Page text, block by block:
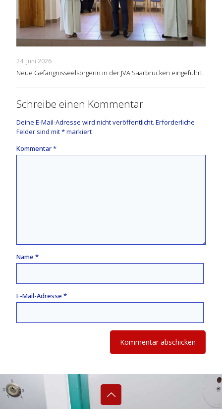
24. Juni 2026
Neue Gefängnisseelsorgerin in der JVA Saarbrücken eingeführt
Schreibe einen Kommentar
Deine E-Mail-Adresse wird nicht veröffentlicht. Erforderliche
Felder sind mit*markiert
Kommentar*
Name *
E-Mail-Adresse *